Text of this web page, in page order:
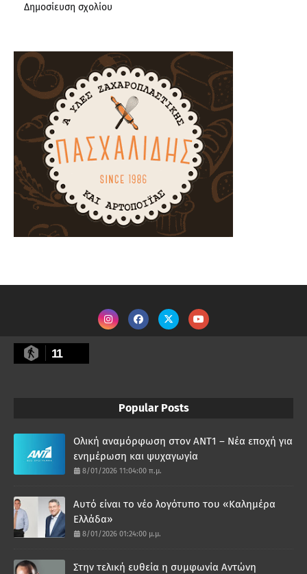
Δημοσίευση σχολίου
11
Popular Posts
Ολική αναμόρφωση στον ΑΝΤ1 – Νέα εποχή για
ενημέρωση και ψυχαγωγία
8/01/2026 11:04:00 π.μ.
Αυτό είναι το νέο λογότυπο του «Καλημέρα
Ελλάδα»
8/01/2026 01:24:00 μ.μ.
Στην τελική ευθεία η συμφωνία Αντώνη